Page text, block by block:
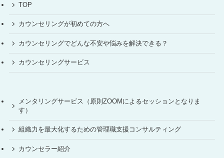
TOP
カウンセリングが初めての方へ
カウンセリングでどんな不安や悩みを解決できる？
カウンセリングサービス
メンタリングサービス（原則ZOOMによるセッションとなりま
す）
組織力を最大化するための管理職支援コンサルティング
カウンセラー紹介